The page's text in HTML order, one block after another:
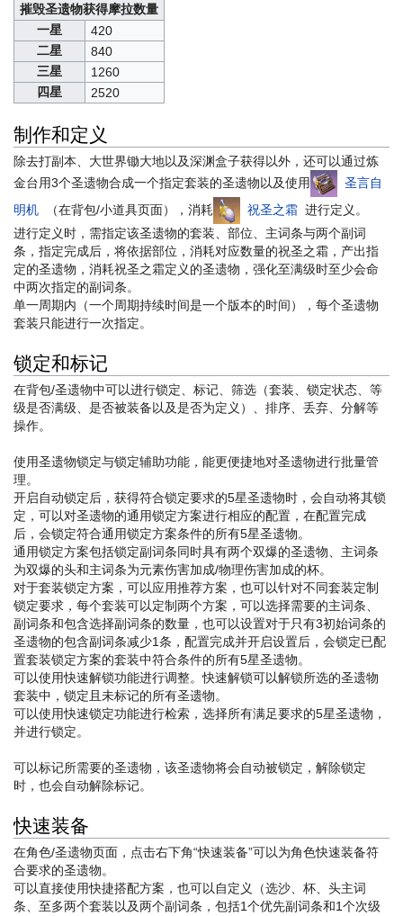
摧毁圣遗物获得摩拉数量
一星
420
二星
840
三星
1260
四星
2520
制作和定义
除去打副本、大世界锄大地以及深渊盒子获得以外，还可以通过炼
金台用3个圣遗物合成一个指定套装的圣遗物以及使用
圣言自
明机 （在背包/小道具页面），消耗 祝圣之霜 进行定义。
进行定义时，需指定该圣遗物的套装、部位、主词条与两个副词
条，指定完成后，将依据部位，消耗对应数量的祝圣之霜，产出指
定的圣遗物，消耗祝圣之霜定义的圣遗物，强化至满级时至少会命
中两次指定的副词条。
单一周期内（一个周期持续时间是一个版本的时间），每个圣遗物
套装只能进行一次指定。
锁定和标记
在背包/圣遗物中可以进行锁定、标记、筛选（套装、锁定状态、等
级是否满级、是否被装备以及是否为定义）、排序、丢弃、分解等
操作。
使用圣遗物锁定与锁定辅助功能，能更便捷地对圣遗物进行批量管
理。
开启自动锁定后，获得符合锁定要求的5星圣遗物时，会自动将其锁
定，可以对圣遗物的通用锁定方案进行相应的配置，在配置完成
后，会锁定符合通用锁定方案条件的所有5星圣遗物。
通用锁定方案包括锁定副词条同时具有两个双爆的圣遗物、主词条
为双爆的头和主词条为元素伤害加成/物理伤害加成的杯。
对于套装锁定方案，可以应用推荐方案，也可以针对不同套装定制
锁定要求，每个套装可以定制两个方案，可以选择需要的主词条、
副词条和包含选择副词条的数量，也可以设置对于只有3初始词条的
圣遗物的包含副词条减少1条，配置完成并开启设置后，会锁定已配
置套装锁定方案的套装中符合条件的所有5星圣遗物。
可以使用快速解锁功能进行调整。快速解锁可以解锁所选的圣遗物
套装中，锁定且未标记的所有圣遗物。
可以使用快速锁定功能进行检索，选择所有满足要求的5星圣遗物，
并进行锁定。
可以标记所需要的圣遗物，该圣遗物将会自动被锁定，解除锁定
时，也会自动解除标记。
快速装备
在角色/圣遗物页面，点击右下角“快速装备”可以为角色快速装备符
合要求的圣遗物。
可以直接使用快捷搭配方案，也可以自定义（选沙、杯、头主词
条、至多两个套装以及两个副词条，包括1个优先副词条和1个次级